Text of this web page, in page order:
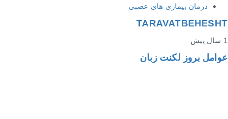
درمان بیماری های عصبی
TARAVATBEHESHT
1 سال پیش
عوامل بروز لکنت زبان